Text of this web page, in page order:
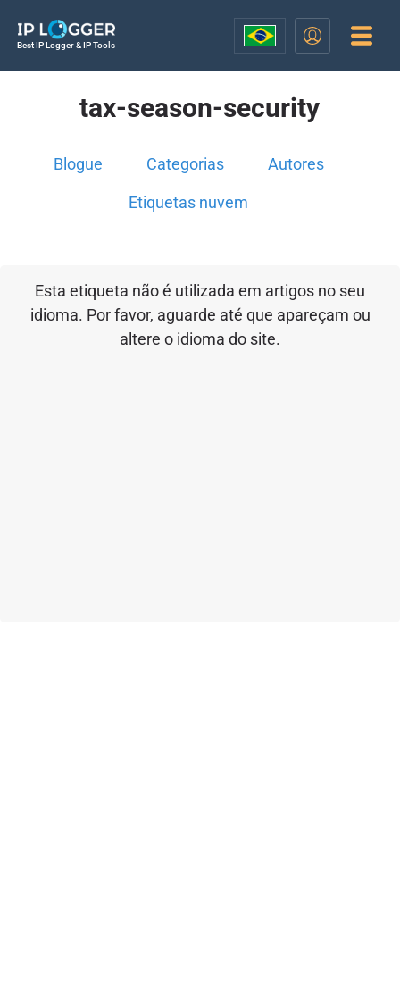
Best IP Logger & IP Tools
tax-season-security
Blogue Categorias Autores
Etiquetas nuvem